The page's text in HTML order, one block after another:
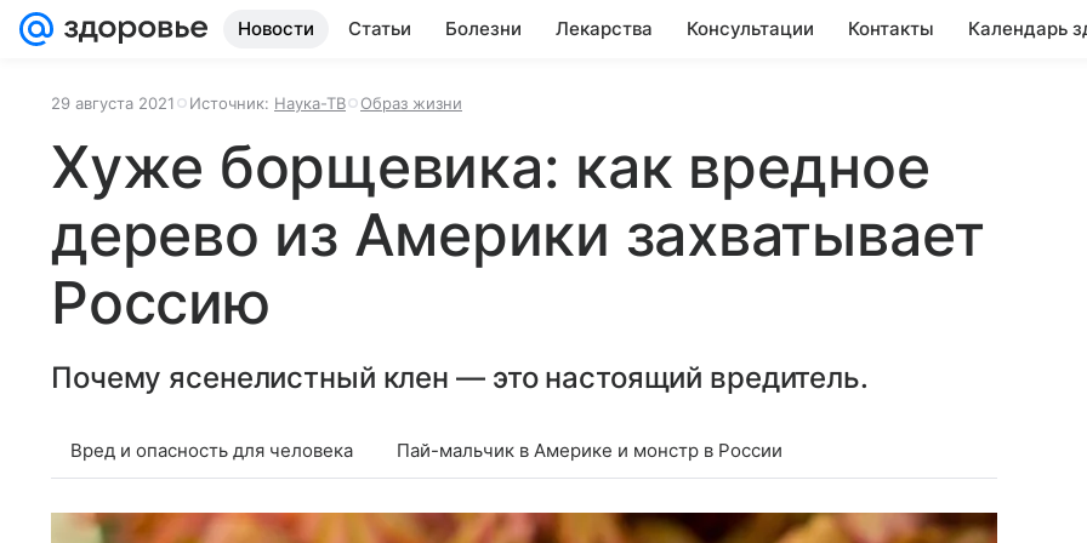
Новости Статьи Болезни Лекарства Консультации Контакты Календарь
29 августа 2021 Источник: Наука-ТВ Образ жизни
Хуже борщевика: как вредное
дерево из Америки захватывает
Россию
Почему ясенелистный клен — это настоящий вредитель.
Вред и опасность для человека Пай-мальчик в Америке и монстр в России